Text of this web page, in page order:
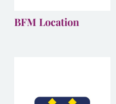
BFM Location